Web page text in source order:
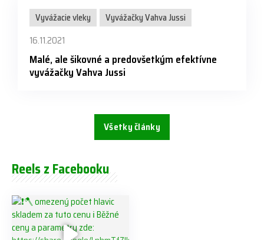
Vyvážacie vleky
Vyvážačky Vahva Jussi
16.11.2021
Malé, ale šikovné a predovšetkým efektívne
vyvážačky Vahva Jussi
Všetky články
Reels z Facebooku